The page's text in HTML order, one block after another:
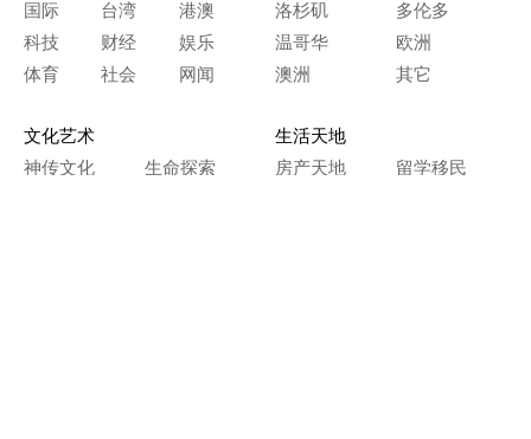
国际
台湾
港澳
科技
财经
娱乐
体育
社会 网闻
洛杉矶
多伦多
温哥华
欧洲
澳洲
其它
文化艺术
神传文化
生命探索
生活天地
房产天地
留学移民